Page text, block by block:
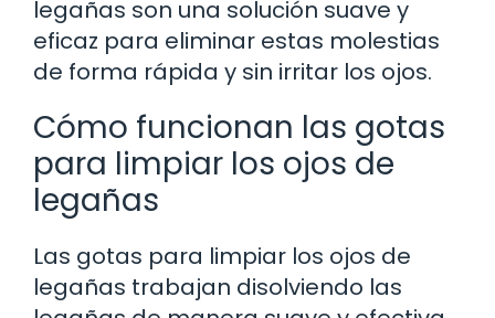
legañas son una solución suave y
eficaz para eliminar estas molestias
de forma rápida y sin irritar los ojos.
Cómo funcionan las gotas
para limpiar los ojos de
legañas
Las gotas para limpiar los ojos de
legañas trabajan disolviendo las